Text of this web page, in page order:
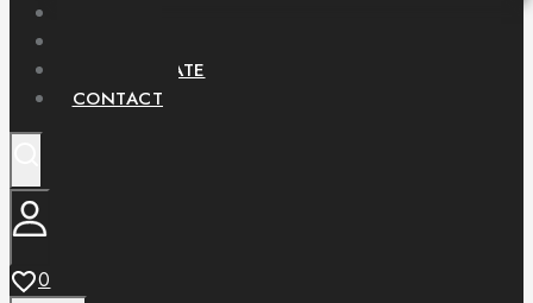
PARTENERIATE
CONTACT
0